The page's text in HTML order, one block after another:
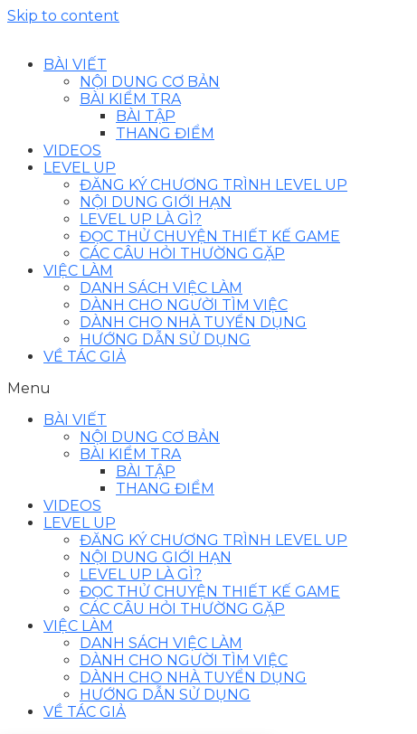
Skip to content
BÀI VIẾT
NỘI DUNG CƠ BẢN
BÀI KIỂM TRA
BÀI TẬP
THANG ĐIỂM
VIDEOS
LEVEL UP
ĐĂNG KÝ CHƯƠNG TRÌNH LEVEL UP
NỘI DUNG GIỚI HẠN
LEVEL UP LÀ GÌ?
ĐỌC THỬ CHUYỆN THIẾT KẾ GAME
CÁC CÂU HỎI THƯỜNG GẶP
VIỆC LÀM
DANH SÁCH VIỆC LÀM
DÀNH CHO NGƯỜI TÌM VIỆC
DÀNH CHO NHÀ TUYỂN DỤNG
HƯỚNG DẪN SỬ DỤNG
VỀ TÁC GIẢ
Menu
BÀI VIẾT
NỘI DUNG CƠ BẢN
BÀI KIỂM TRA
BÀI TẬP
THANG ĐIỂM
VIDEOS
LEVEL UP
ĐĂNG KÝ CHƯƠNG TRÌNH LEVEL UP
NỘI DUNG GIỚI HẠN
LEVEL UP LÀ GÌ?
ĐỌC THỬ CHUYỆN THIẾT KẾ GAME
CÁC CÂU HỎI THƯỜNG GẶP
VIỆC LÀM
DANH SÁCH VIỆC LÀM
DÀNH CHO NGƯỜI TÌM VIỆC
DÀNH CHO NHÀ TUYỂN DỤNG
HƯỚNG DẪN SỬ DỤNG
VỀ TÁC GIẢ